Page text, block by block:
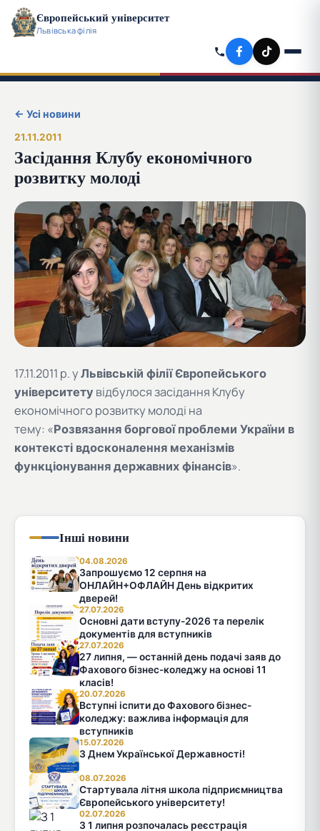
Європейський університет
Львівська філія
← Усі новини
21.11.2011
Засідання Клубу економічного
розвитку молоді
17.11.2011 р. у Львівській філії Європейського
університету відбулося засідання Клубу
економічного розвитку молоді на
тему: «Розвязання боргової проблеми України в
контексті вдосконалення механізмів
функціонування державних фінансів».
Інші новини
04.08.2026
Запрошуємо 12 серпня на
ОНЛАЙН+ОФЛАЙН День відкритих
дверей!
27.07.2026
Основні дати вступу-2026 та перелік
документів для вступників
27.07.2026
27 липня, — останній день подачі заяв до
Фахового бізнес-коледжу на основі 11
класів!
20.07.2026
Вступні іспити до Фахового бізнес-
коледжу: важлива інформація для
вступників
15.07.2026
З Днем Української Державності!
08.07.2026
Стартувала літня школа підприємництва
Європейського університету!
02.07.2026
З 1 липня розпочалась реєстрація